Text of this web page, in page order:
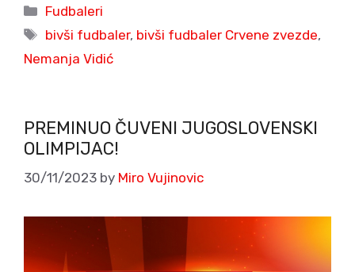
Categories
Fudbaleri
Tags
bivši fudbaler, bivši fudbaler Crvene zvezde,
Nemanja Vidić
PREMINUO ČUVENI JUGOSLOVENSKI
OLIMPIJAC!
30/11/2023 by Miro Vujinovic